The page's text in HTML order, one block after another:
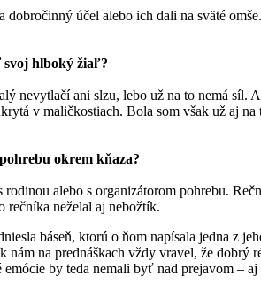
účel alebo ich dali na sväté
svoj hlboký žiaľ?
nevytlačí ani slzu, lebo už na to nemá síl.
v maličkostiach. Bola som však už aj
okrem kňaza?
alebo s organizátorom pohrebu.
rečníka neželal aj nebožtík.
báseň, ktorú o ňom napísala jedna z
na prednáškach vždy vravel, že dobrý
by teda nemali byť nad prejavom –